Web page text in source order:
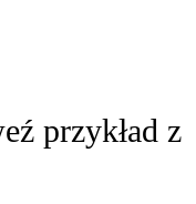
przykład z